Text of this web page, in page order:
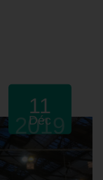
11
Déc
2019